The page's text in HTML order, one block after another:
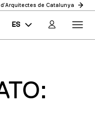
d’Arquitectes de Catalunya
ES
EN